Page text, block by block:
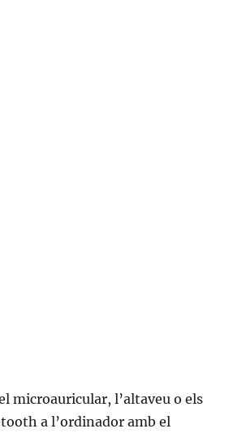
microauricular, l’altaveu o els
a l’ordinador amb el